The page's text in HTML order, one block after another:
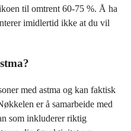
til omtrent 60-75 %. Å ha
imidlertid ikke at du vil
med astma og kan faktisk
er å samarbeide med
som inkluderer riktig